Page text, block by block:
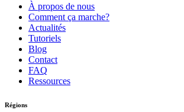
À propos de nous
Comment ça marche?
Actualités
Tutoriels
Blog
Contact
FAQ
Ressources
Régions